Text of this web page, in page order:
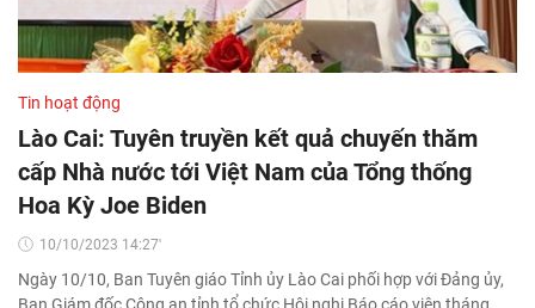
Tin hoạt động
Lào Cai: Tuyên truyền kết quả chuyến thăm
cấp Nhà nước tới Việt Nam của Tổng thống
Hoa Kỳ Joe Biden
10/10/2023 14:27'
Ngày 10/10, Ban Tuyên giáo Tỉnh ủy Lào Cai phối hợp với Đảng ủy,